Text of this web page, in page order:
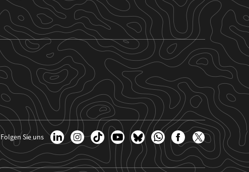
Folgen Sie uns